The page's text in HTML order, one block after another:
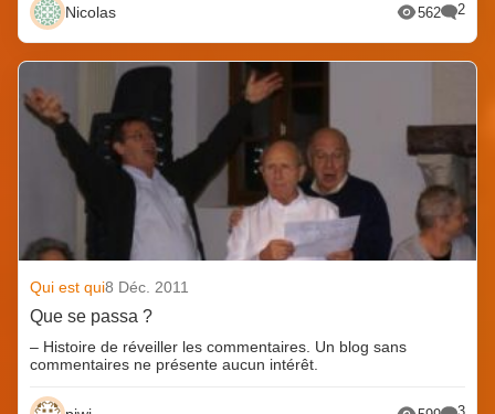
Nicolas 562 2
Qui est qui8 Déc. 2011
Que se passa ?
– Histoire de réveiller les commentaires. Un blog sans
commentaires ne présente aucun intérêt.